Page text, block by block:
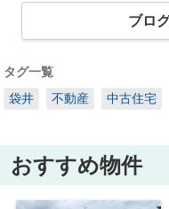
ブロ
タグ一覧
袋井
不動産 中古住宅
おすすめ物件